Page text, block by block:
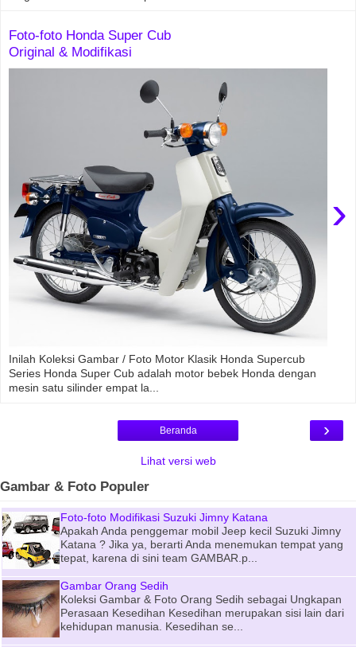
Foto-foto Honda Super Cub
Original & Modifikasi
›
Inilah Koleksi Gambar / Foto Motor Klasik Honda Supercub
Series Honda Super Cub adalah motor bebek Honda dengan
mesin satu silinder empat la...
›
Beranda
Lihat versi web
Gambar & Foto Populer
Foto-foto Modifikasi Suzuki Jimny Katana
Apakah Anda penggemar mobil Jeep kecil Suzuki Jimny
Katana ? Jika ya, berarti Anda menemukan tempat yang
tepat, karena di sini team GAMBAR.p...
Gambar Orang Sedih
Koleksi Gambar & Foto Orang Sedih sebagai Ungkapan
Perasaan Kesedihan Kesedihan merupakan sisi lain dari
kehidupan manusia. Kesedihan se...